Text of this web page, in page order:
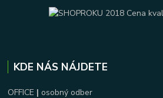
KDE NÁS NÁJDETE
OFFICE | osobný odber